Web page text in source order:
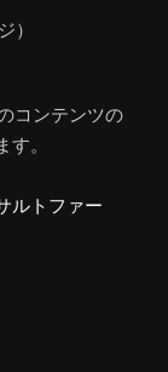
）
コンテンツの
。
ルトファー